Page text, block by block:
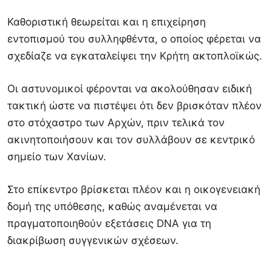
Καθοριστική θεωρείται και η επιχείρηση
εντοπισμού του συλληφθέντα, ο οποίος φέρεται να
σχεδίαζε να εγκαταλείψει την Κρήτη ακτοπλοϊκώς.
Οι αστυνομικοί φέρονται να ακολούθησαν ειδική
τακτική ώστε να πιστέψει ότι δεν βρισκόταν πλέον
στο στόχαστρο των Αρχών, πριν τελικά τον
ακινητοποιήσουν και τον συλλάβουν σε κεντρικό
σημείο των Χανίων.
Στο επίκεντρο βρίσκεται πλέον και η οικογενειακή
δομή της υπόθεσης, καθώς αναμένεται να
πραγματοποιηθούν εξετάσεις DNA για τη
διακρίβωση συγγενικών σχέσεων.